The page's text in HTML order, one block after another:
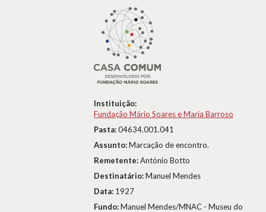
Instituição:
Fundação Mário Soares e Maria Barroso
Pasta:04634.001.041
Assunto:Marcação de encontro.
Remetente:António Botto
Destinatário:Manuel Mendes
Data: 1927
Fundo:Manuel Mendes/MNAC - Museu do